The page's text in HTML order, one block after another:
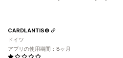
CARDLANTIS©
ドイツ
アプリの使用期間：8ヶ月